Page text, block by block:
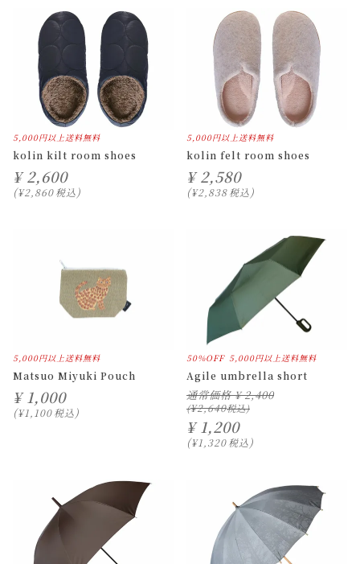
5,000円以上送料無料
kolin kilt room shoes
¥ 2,600
¥2,860税込
5,000円以上送料無料
kolin felt room shoes
¥ 2,580
¥2,838税込
5,000円以上送料無料
Matsuo Miyuki Pouch
¥ 1,000
¥1,100税込
50%OFF 5,000円以上送料無料
Agile umbrella short
通常価格 ¥ 2,400
¥2,640
¥ 1,200
¥1,320税込